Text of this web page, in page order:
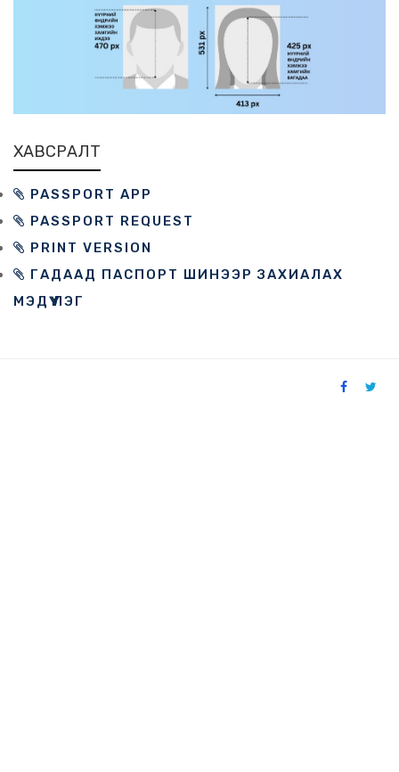
ХАВСРАЛТ
PASSPORT APP
PASSPORT REQUEST
PRINT VERSION
ГАДААД ПАСПОРТ ШИНЭЭР ЗАХИАЛАХ
МЭДҮҮЛЭГ